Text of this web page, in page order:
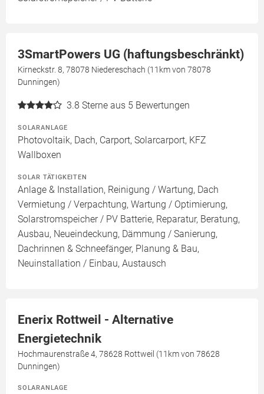
3SmartPowers UG (haftungsbeschränkt)
Kirneckstr. 8, 78078 Niedereschach (11km von 78078
Dunningen)
3.8 Sterne aus 5 Bewertungen
SOLARANLAGE
Photovoltaik, Dach, Carport, Solarcarport, KFZ
Wallboxen
SOLAR TÄTIGKEITEN
Anlage & Installation, Reinigung / Wartung, Dach
Vermietung / Verpachtung, Wartung / Optimierung,
Solarstromspeicher / PV Batterie, Reparatur, Beratung,
Ausbau, Neueindeckung, Dämmung / Sanierung,
Dachrinnen & Schneefänger, Planung & Bau,
Neuinstallation / Einbau, Austausch
Enerix Rottweil - Alternative
Energietechnik
Hochmaurenstraße 4, 78628 Rottweil (11km von 78628
Dunningen)
SOLARANLAGE